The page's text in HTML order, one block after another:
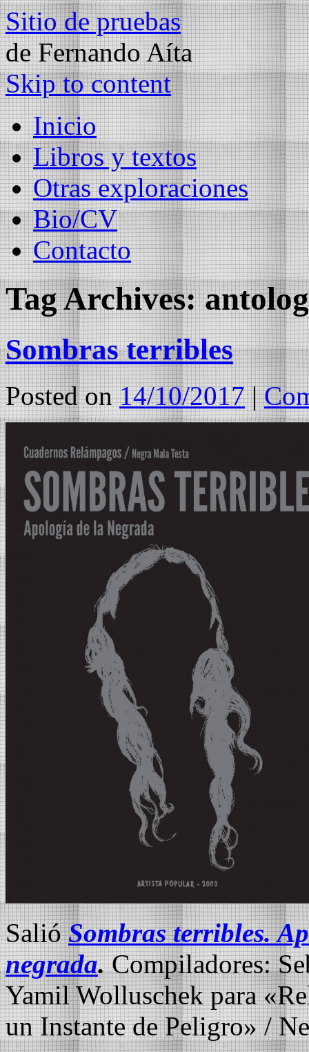
Sitio de pruebas
de Fernando Aíta
Skip to content
Inicio
Libros y textos
Otras exploraciones
Bio/CV
Contacto
Tag Archives:
Sombras terribles
Posted on 14/10/2017 |
SalióSombras terribles.
negrada.Compiladores:
Yamil Wolluschek para
un Instante de Peligro» /